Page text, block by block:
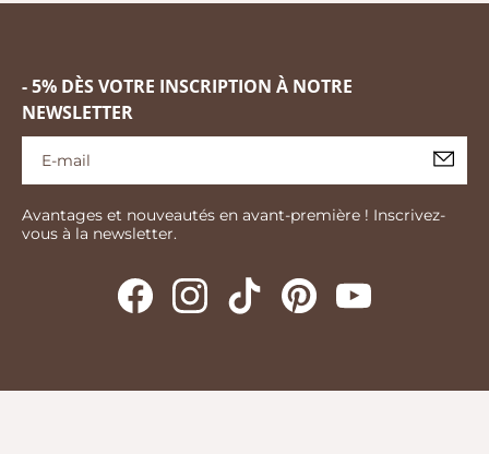
- 5% DÈS VOTRE INSCRIPTION À NOTRE
NEWSLETTER
Avantages et nouveautés en avant-première ! Inscrivez-
vous à la newsletter.